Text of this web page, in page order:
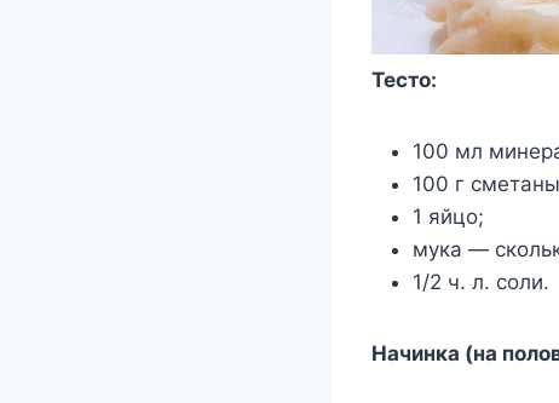
Тесто:
100 мл
100 г
1 яйцо;
мука —
1/2 ч. л. соли.
Начинка (на